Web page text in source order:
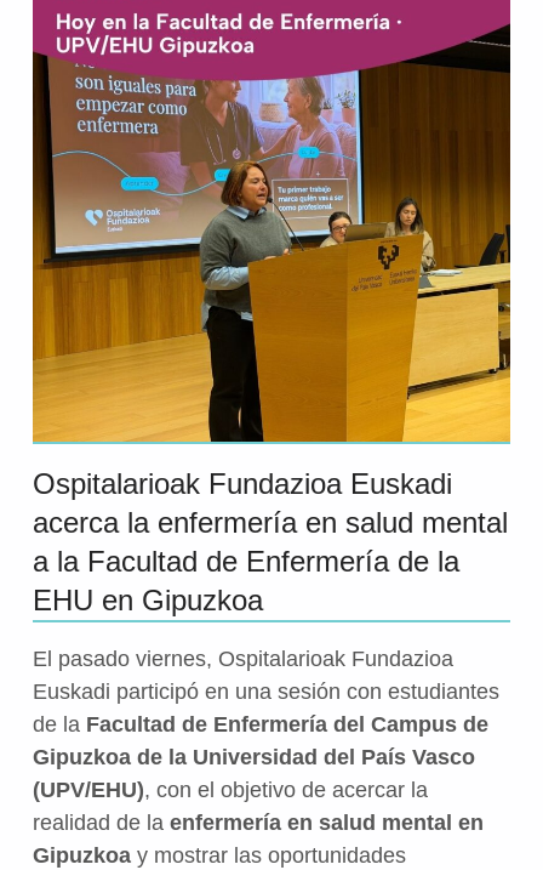
Ospitalarioak Fundazioa Euskadi
acerca la enfermería en salud mental
a la Facultad de Enfermería de la
EHU en Gipuzkoa
El pasado viernes, Ospitalarioak Fundazioa
Euskadi participó en una sesión con estudiantes
de la Facultad de Enfermería del Campus de
Gipuzkoa de la Universidad del País Vasco
(UPV/EHU), con el objetivo de acercar la
realidad de la enfermería en salud mental en
Gipuzkoay mostrar las oportunidades